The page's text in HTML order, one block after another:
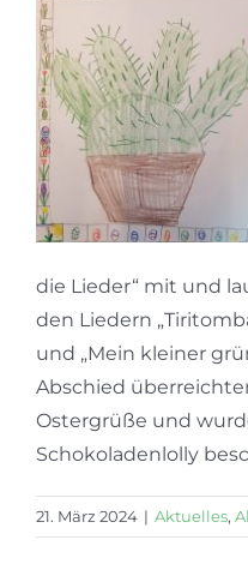
die Lieder“ mit und
den Liedern
und „Mein kleiner
Abschied
Ostergrüße und
Schokoladenlolly
21. März 2024 | Aktuelles,